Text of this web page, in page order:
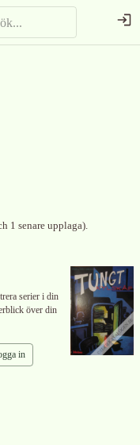
1 senare upplaga).
serier i din
över din
in